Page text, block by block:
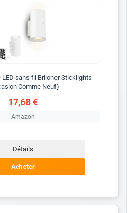
LED sans fil Briloner Sticklights
Comme Neuf)
17,68 €
Amazon
Détails
Acheter